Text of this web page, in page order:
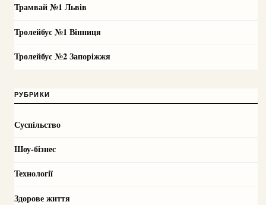
Трамвай №1 Львів
Тролейбус №1 Вінниця
Тролейбус №2 Запоріжжя
РУБРИКИ
Суспільство
Шоу-бізнес
Технології
Здорове життя